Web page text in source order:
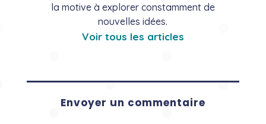
la motive à explorer constamment de
nouvelles idées.
Voir tous les articles
Envoyer un commentaire